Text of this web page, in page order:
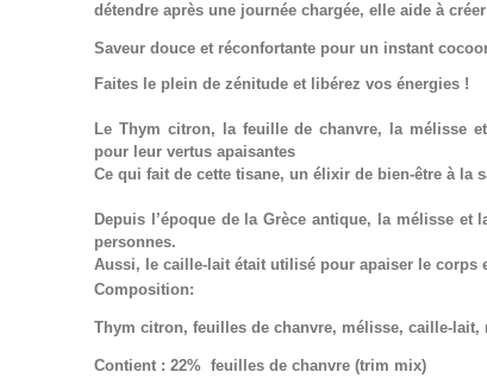
détendre après une journée chargée, elle aide à
Saveur douce et réconfortante pour un instant
Faites le plein de zénitude et libérez vos énergies !
Le Thym citron, la feuille de chanvre, la mélisse
pour leur vertus apaisantes
Ce qui fait de cette tisane, un élixir de bien-être à la
Depuis l’époque de la Grèceantique, la mélisse et
personnes.
Aussi, le caille-lait était utilisé pour apaiser le corps
Composition:
Thym citron, feuilles de chanvre, mélisse, caille-lait,
Contient : 22% feuilles de chanvre (trim mix)